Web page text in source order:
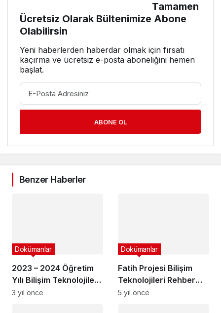
Tamamen
Ücretsiz Olarak Bültenimize Abone
Olabilirsin
Yeni haberlerden haberdar olmak için fırsatı
kaçırma ve ücretsiz e-posta aboneliğini hemen
başlat.
ABONE OL
Benzer Haberler
2023 – 2024 Öğretim
Yılı Bilişim Teknolojileri
Alanı Ağ İşletmenliği
Dokümanlar
3 yıl önce
Fatih Projesi Bilişim
Teknolojileri Rehber
Öğretmeni Çalışma
Dokümanlar
5 yıl önce